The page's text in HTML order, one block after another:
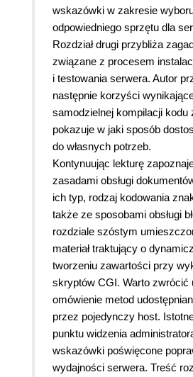
wskazówki w zakresie
odpowiedniego sprzętu dla
Rozdział drugi przybliża
związane z procesem
i testowania serwera. Autor
następnie korzyści
samodzielnej kompilacji kodu
pokazuje w jaki sposób
do własnych potrzeb.
Kontynuując lekturę
zasadami obsługi
ich typ, rodzaj kodowania
także ze sposobami obsługi
rozdziale szóstym
materiał traktujący o
tworzeniu zawartości przy
skryptów CGI. Warto zwrócić
omówienie metod
przez pojedynczy host.
punktu widzenia
wskazówki poświęcone
wydajności serwera. Treść